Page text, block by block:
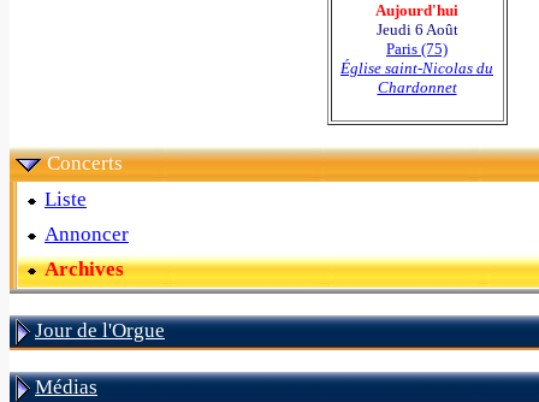
Aujourd'hui
Jeudi 6 Août
Paris (75)
Église saint-Nicolas du
Chardonnet
Concerts
Liste
Annoncer
Archives
Jour de l'Orgue
Médias